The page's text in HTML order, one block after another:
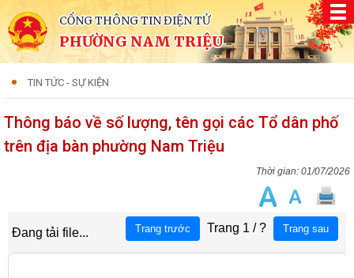
CỔNG THÔNG TIN ĐIỆN TỬ
PHƯỜNG NAM TRIỆU
TIN TỨC - SỰ KIỆN
Thông báo về số lượng, tên gọi các Tổ dân phố
trên địa bàn phường Nam Triệu
01/07/2026